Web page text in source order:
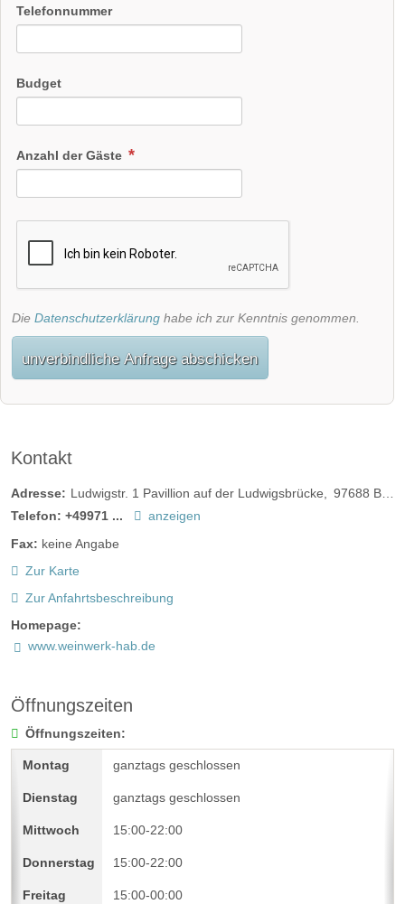
Telefonnummer
Budget
Anzahl der Gäste
Die Datenschutzerklärung habe ich zur Kenntnis genommen.
unverbindliche Anfrage abschicken
Kontakt
Adresse: Ludwigstr. 1 Pavillion auf der Ludwigsbrücke 97688 Bad Kissingen
Telefon: +49971 ...
anzeigen
Fax: keine Angabe
Zur Karte
Zur Anfahrtsbeschreibung
Homepage:
www.weinwerk-hab.de
Öffnungszeiten
Öffnungszeiten:
ganztags geschlossen
ganztags geschlossen
15:00-22:00
15:00-22:00
15:00-00:00